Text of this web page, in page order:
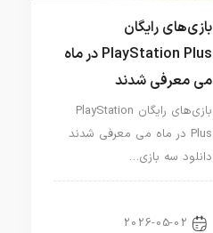
بازی‌های رایگان
PlayStation Plus در ماه
می معرفی شدند
بازی‌های رایگان PlayStation
Plus در ماه می معرفی شدند
دانلود سه بازی…
2026-05-02